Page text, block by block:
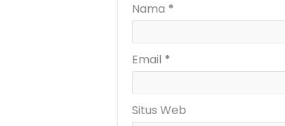
Nama *
Email *
Situs Web